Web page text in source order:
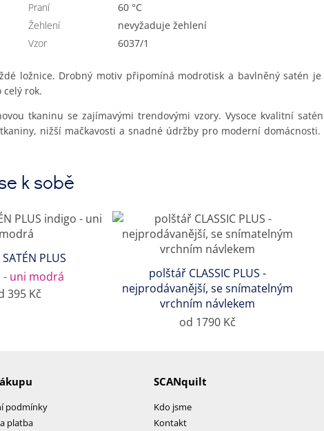
Praní
60 °C
Žehlení
nevyžaduje žehlení
Vzor
6037/1
ložnice. Drobný motiv připomíná modrotisk a bavlněný satén
celý rok.
tkaninu se zajímavými trendovými vzory. Vysoce kvalitní
nižší mačkavosti a snadné údržby pro moderní domácnosti.
k sobě
PLUS
- uni modrá
395 Kč
polštář CLASSIC PLUS -
nejprodávanější, se snímatelným
vrchním návlekem
od 1790 Kč
podmínky
platba
SCANquilt
Kdo jsme
Kontakt